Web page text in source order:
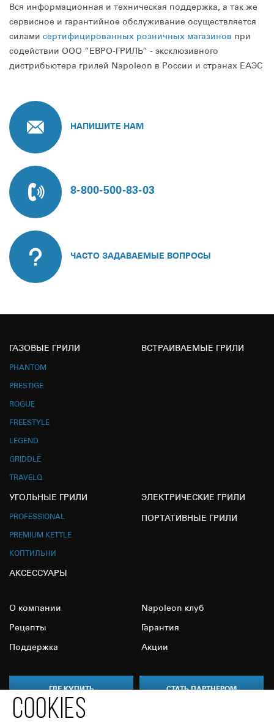
Вся информационная и техническая поддержка, а так же
сервисное и гарантийное обслуживание осуществляется
силами сертифицированных розничных магазинов при
содействии ООО “ЕВРО-ГРИЛЬ” - эксклюзивного
дистрибьютера грилей Napoleon в России и странах ЕАЭС
НАПИШИТЕ НАМ
8-800-500-83-03
ЧАСТО ЗАДАВАЕМЫЕ ВОПРОСЫ
ГАЗОВЫЕ ГРИЛИ
PHANTOM
PRESTIGE
ROGUE
FREESTYLE
LEGEND
GRIDDLE
TRAVELQ
ВСТРАИВАЕМЫЕ ГРИЛИ
УГОЛЬНЫЕ ГРИЛИ
PROFESSIONAL
PREMIUM KETTLE
КОПТИЛЬНИ
ЭЛЕКТРИЧЕСКИЕ ГРИЛИ
ПОРТАТИВНЫЕ ГРИЛИ
АКСЕССУАРЫ
О компании Napoleon клуб
Рецепты Гарантия
Поддержка Акции
ГДЕ КУПИТЬ СТАТЬ ПАРТНЕРОМ
COOKIES